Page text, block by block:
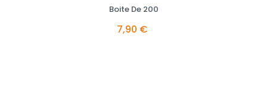
Boite De 200
7,90 €